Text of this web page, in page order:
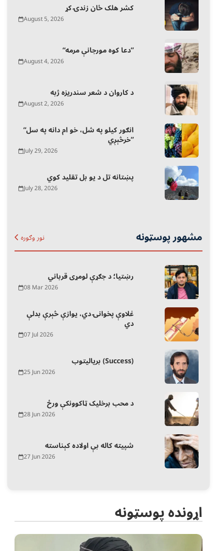
کشر هلک ځان زندۍ کړ
August 5, 2026
“دعا کوه مورجانې مرمه”
August 4, 2026
د کاروان د شعر سندریزه ژبه
August 2, 2026
“انګور کیلو په شل، خو ام دانه په سل
خرڅېږي”
July 29, 2026
پښتانه تل د یو بل تقلید کوي
July 28, 2026
مشهور پوسټونه نور وګوره
رښتیا؛ د جګړې لومړی قرباني
08 Mar 2026
غلاوې پخوانۍ دي، یوازې څېرې بدلې
دي
07 Jul 2026
بریالیتوب (Success)
25 Jun 2026
د محب برخلیک ټاکوونکې ورځ
28 Jun 2026
شپیته کاله بې اولاده کېناسته
27 Jun 2026
اړونده پوسټونه